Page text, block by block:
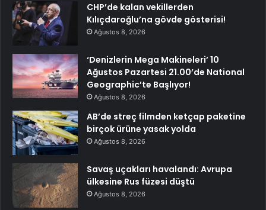
CHP’de kalan vekillerden
Kılıçdaroğlu’na gövde gösterisi!
Ağustos 8, 2026
‘Denizlerin Mega Makineleri’ 10
Ağustos Pazartesi 21.00’de National
Geographic’te Başlıyor!
Ağustos 8, 2026
AB’de streç filmden ketçap paketine
birçok ürüne yasak yolda
Ağustos 8, 2026
Savaş uçakları havalandı: Avrupa
ülkesine Rus füzesi düştü
Ağustos 8, 2026